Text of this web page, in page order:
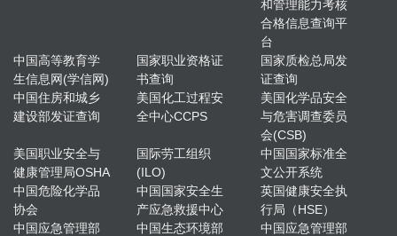
和管理能力考核
合格信息查询平
台
中国高等教育学
生信息网(学信网)
国家职业资格证
书查询
国家质检总局发
证查询
中国住房和城乡
建设部发证查询
美国化工过程安
全中心CCPS
美国化学品安全
与危害调查委员
会(CSB)
美国职业安全与
健康管理局OSHA
国际劳工组织
(ILO)
中国国家标准全
文公开系统
中国危险化学品
协会
中国国家安全生
产应急救援中心
英国健康安全执
行局（HSE）
中国应急管理部
中国生态环境部 中国应急管理部